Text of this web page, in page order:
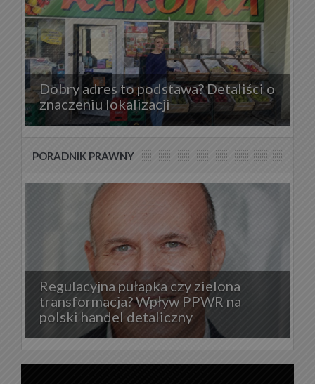
Dobry adres to podstawa? Detaliści o
znaczeniu lokalizacji
PORADNIK PRAWNY
Regulacyjna pułapka czy zielona
transformacja? Wpływ PPWR na
polski handel detaliczny